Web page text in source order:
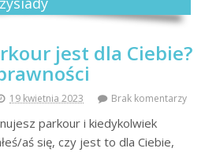
jest dla Ciebie?
19 kwietnia 2023 Brak komentarzy
parkour i kiedykolwiek
aś się, czy jest to dla Ciebie,